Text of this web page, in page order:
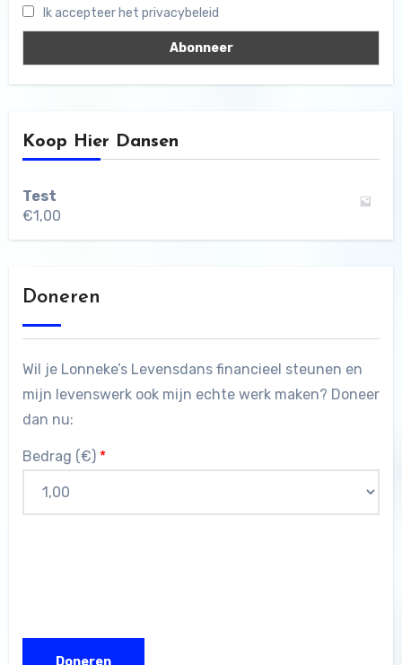
Ik accepteer het privacybeleid
Koop Hier Dansen
Test
€1,00
Doneren
Wil je Lonneke’s Levensdans financieel steunen en
mijn levenswerk ook mijn echte werk maken? Doneer
dan nu:
Bedrag (€) *